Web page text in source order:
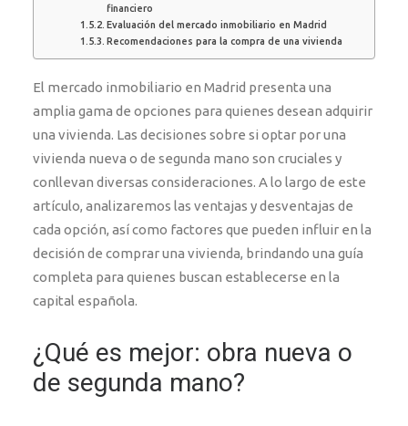
financiero
Evaluación del mercado inmobiliario en Madrid
Recomendaciones para la compra de una vivienda
El mercado inmobiliario en Madrid presenta una
amplia gama de opciones para quienes desean adquirir
una vivienda. Las decisiones sobre si optar por una
vivienda nueva o de segunda mano son cruciales y
conllevan diversas consideraciones. A lo largo de este
artículo, analizaremos las ventajas y desventajas de
cada opción, así como factores que pueden influir en la
decisión de comprar una vivienda, brindando una guía
completa para quienes buscan establecerse en la
capital española.
¿Qué es mejor: obra nueva o
de segunda mano?